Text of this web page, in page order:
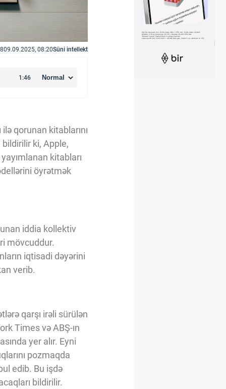
09.09.2025, 08:20Süni intellekt
qorunan kitablarını
ki, Apple,
kitabları
öyrətmək
iddia kollektiv
mövcuddur.
iqtisadi dəyərini
verib.
qarşı irəli sürülən
Times və ABŞ-ın
yer alır. Eyni
pozmaqda
edib. Bu işdə
bildirilir.